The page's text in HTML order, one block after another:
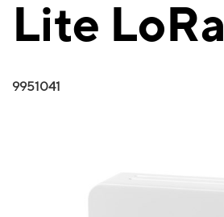
Lite LoRa
9951041